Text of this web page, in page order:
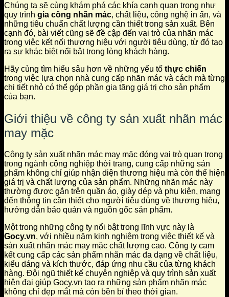
Chúng ta sẽ cùng khám phá các khía cạnh quan trọng như
quy trình gia công nhãn mác, chất liệu, công nghệ in ấn, và
những tiêu chuẩn chất lượng cần thiết trong sản xuất. Bên
cạnh đó, bài viết cũng sẽ đề cập đến vai trò của nhãn mác
trong việc kết nối thương hiệu với người tiêu dùng, từ đó tạo
ra sự khác biệt nổi bật trong lòng khách hàng.
Hãy cùng tìm hiểu sâu hơn về những yếu tố thực chiến
trong việc lựa chọn nhà cung cấp nhãn mác và cách mà từng
chi tiết nhỏ có thể góp phần gia tăng giá trị cho sản phẩm
của bạn.
Giới thiệu về công ty sản xuất nhãn mác
may mặc
Công ty sản xuất nhãn mác may mặc đóng vai trò quan trọng
trong ngành công nghiệp thời trang, cung cấp những sản
phẩm không chỉ giúp nhận diện thương hiệu mà còn thể hiện
giá trị và chất lượng của sản phẩm. Những nhãn mác này
thường được gắn trên quần áo, giày dép và phụ kiện, mang
đến thông tin cần thiết cho người tiêu dùng về thương hiệu,
hướng dẫn bảo quản và nguồn gốc sản phẩm.
Một trong những công ty nổi bật trong lĩnh vực này là
Gocy.vn, với nhiều năm kinh nghiệm trong việc thiết kế và
sản xuất nhãn mác may mặc chất lượng cao. Công ty cam
kết cung cấp các sản phẩm nhãn mác đa dạng về chất liệu,
kiểu dáng và kích thước, đáp ứng nhu cầu của từng khách
hàng. Đội ngũ thiết kế chuyên nghiệp và quy trình sản xuất
hiện đại giúp Gocy.vn tạo ra những sản phẩm nhãn mác
không chỉ đẹp mắt mà còn bền bỉ theo thời gian.